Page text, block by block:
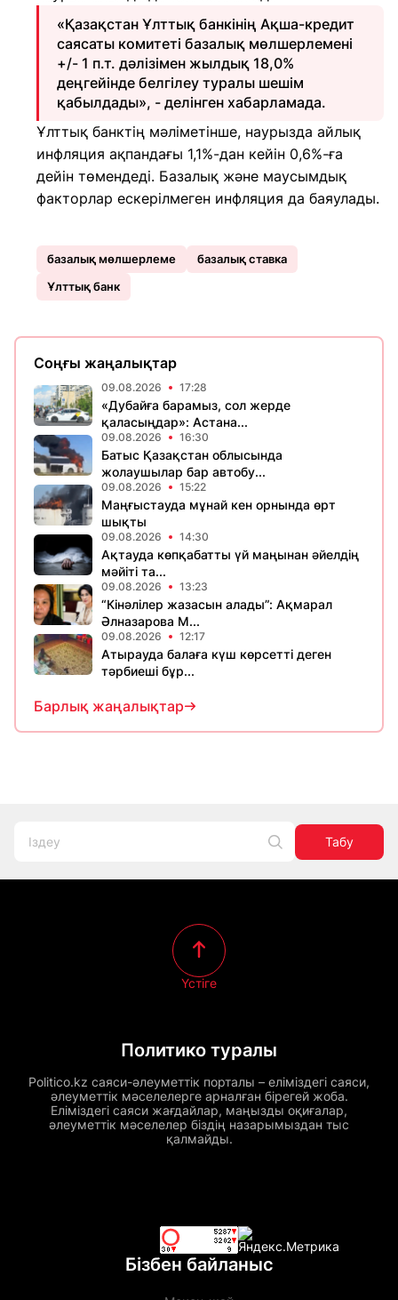
«Қазақстан Ұлттық банкінің Ақша-кредит
саясаты комитеті базалық мөлшерлемені
+/- 1 п.т. дәлізімен жылдық 18,0%
деңгейінде белгілеу туралы шешім
қабылдады», - делінген хабарламада.
Ұлттық банктің мәліметінше, наурызда айлық
инфляция ақпандағы 1,1%-дан кейін 0,6%-ға
дейін төмендеді. Базалық және маусымдық
факторлар ескерілмеген инфляция да баяулады.
базалық мөлшерлеме
базалық ставка
Ұлттық банк
Соңғы жаңалықтар
09.08.2026 17:28
«Дубайға барамыз, сол жерде
қаласыңдар»: Астана...
09.08.2026 16:30
Батыс Қазақстан облысында
жолаушылар бар автобу...
09.08.2026 15:22
Маңғыстауда мұнай кен орнында өрт
шықты
09.08.2026 14:30
Ақтауда көпқабатты үй маңынан әйелдің
мәйіті та...
09.08.2026 13:23
“Кінәлілер жазасын алады”: Ақмарал
Әлназарова М...
09.08.2026 12:17
Атырауда балаға күш көрсетті деген
тәрбиеші бұр...
Барлық жаңалықтар
Табу
Политико туралы
Politico.kz саяси-әлеуметтік порталы – еліміздегі саяси,
әлеуметтік мәселелерге арналған бірегей жоба.
Еліміздегі саяси жағдайлар, маңызды оқиғалар,
әлеуметтік мәселелер біздің назарымыздан тыс
қалмайды.
Үстіге
Бізбен байланыс